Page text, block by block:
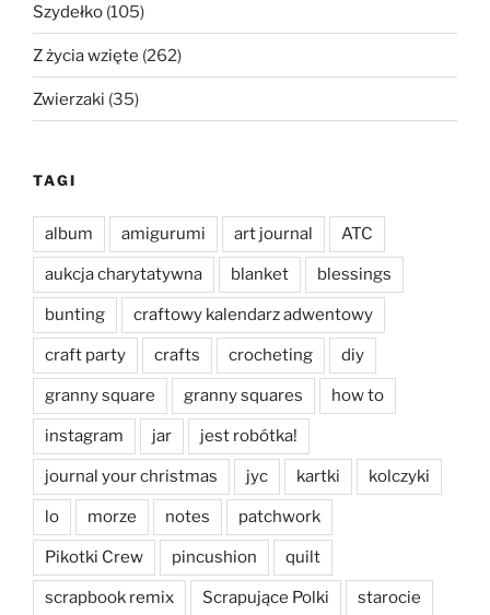
Szydełko (105)
Z życia wzięte (262)
Zwierzaki (35)
TAGI
album amigurumi art journal ATC
aukcja charytatywna blanket blessings
bunting craftowy kalendarz adwentowy
craft party crafts crocheting diy
granny square granny squares how to
instagram jar jest robótka!
journal your christmas jyc kartki kolczyki
lo morze notes patchwork
Pikotki Crew pincushion quilt
scrapbook remix Scrapujące Polki starocie